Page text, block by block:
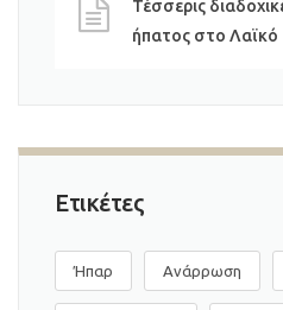
Τέσσερις
ήπατος στο Λαϊκό
Ετικέτες
Ήπαρ Ανάρρωση